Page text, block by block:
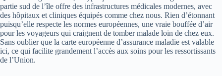
partie sud de l’île offre des infrastructures médicales modernes, avec
des hôpitaux et cliniques équipés comme chez nous. Rien d’étonnant
puisqu’elle respecte les normes européennes, une vraie bouffée d’air
pour les voyageurs qui craignent de tomber malade loin de chez eux.
Sans oublier que la carte européenne d’assurance maladie est valable
ici, ce qui facilite grandement l’accès aux soins pour les ressortissants
de l’Union.